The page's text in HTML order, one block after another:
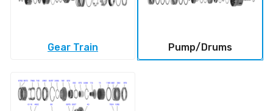
Gear Train Pump/Drums